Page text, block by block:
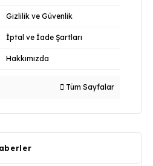
Gizlilik ve Güvenlik
İptal ve İade Şartları
Hakkımızda
Tüm Sayfalar